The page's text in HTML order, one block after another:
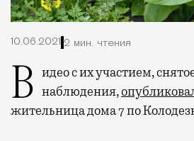
10.06.2021 2 мин. чтения
Видео с их участием, снятое камерой наблюдения,
жительница дома 7 по